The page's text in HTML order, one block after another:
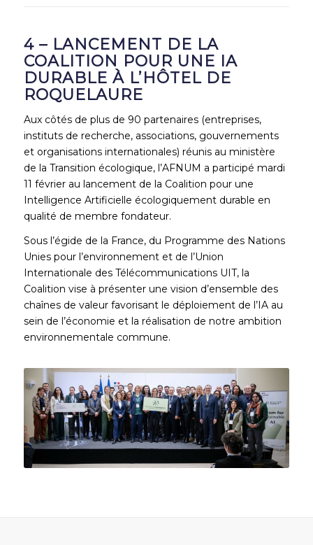
4 – LANCEMENT DE LA
COALITION POUR UNE IA
DURABLE À L’HÔTEL DE
ROQUELAURE
Aux côtés de plus de 90 partenaires (entreprises,
instituts de recherche, associations, gouvernements
et organisations internationales) réunis au ministère
de la Transition écologique, l’AFNUM a participé mardi
11 février au lancement de la Coalition pour une
Intelligence Artificielle écologiquement durable en
qualité de membre fondateur.
Sous l’égide de la France, du Programme des Nations
Unies pour l’environnement et de l’Union
Internationale des Télécommunications UIT, la
Coalition vise à présenter une vision d’ensemble des
chaînes de valeur favorisant le déploiement de l’IA au
sein de l’économie et la réalisation de notre ambition
environnementale commune.